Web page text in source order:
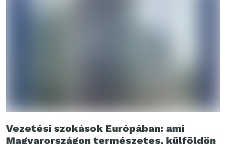
Vezetési szokások Európában: ami
Magyarországon természetes, külföldön